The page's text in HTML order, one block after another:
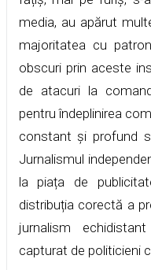
media, au apărut
majoritatea cu
obscuri prin aceste
de atacuri la
pentru îndeplinirea
constant și profund
Jurnalismul
la piața de
distribuția corectă a
jurnalism
capturat de politicieni